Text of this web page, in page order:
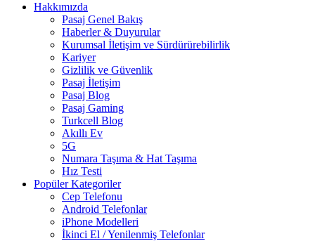
Hakkımızda
Pasaj Genel Bakış
Haberler & Duyurular
Kurumsal İletişim ve Sürdürürebilirlik
Kariyer
Gizlilik ve Güvenlik
Pasaj İletişim
Pasaj Blog
Pasaj Gaming
Turkcell Blog
Akıllı Ev
5G
Numara Taşıma & Hat Taşıma
Hız Testi
Popüler Kategoriler
Cep Telefonu
Android Telefonlar
iPhone Modelleri
İkinci El / Yenilenmiş Telefonlar